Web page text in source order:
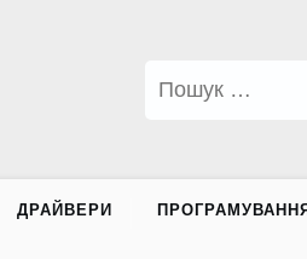
ДРАЙВЕРИ ПРОГРАМУВАННЯ